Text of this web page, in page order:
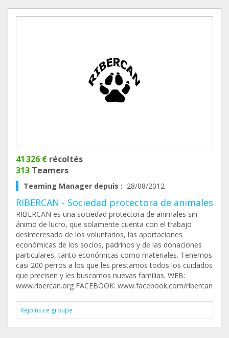
41 326 € récoltés
313 Teamers
Teaming Manager depuis : 28/08/2012
RIBERCAN - Sociedad protectora de animales
RIBERCAN es una sociedad protectora de animales sin
ánimo de lucro, que solamente cuenta con el trabajo
desinteresado de los voluntarios, las aportaciones
económicas de los socios, padrinos y de las donaciones
particulares, tanto económicas como materiales. Tenemos
casi 200 perros a los que les prestamos todos los cuidados
que precisen y les buscamos nuevas famílias. WEB:
www.ribercan.org FACEBOOK: www.facebook.com/ribercan
Rejoins ce groupe